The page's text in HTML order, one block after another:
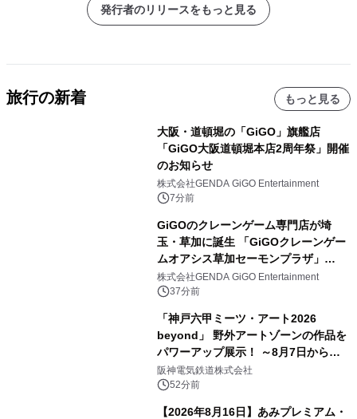
発行者のリリースをもっと見る
旅行の新着 もっと見る
大阪・道頓堀の「GiGO」旗艦店
「GiGO大阪道頓堀本店2周年祭」開催
のお知らせ
株式会社GENDA GiGO Entertainment
7分前
GiGOのクレーンゲーム専門店が埼
玉・草加に誕生 「GiGOクレーンゲー
ムオアシス草加セーモンプラザ」
2026年8月7日(金)10時グランドオープ
ン
株式会社GENDA GiGO Entertainment
37分前
「神戸六甲ミーツ・アート2026
beyond」 野外アートゾーンの作品を
パワーアップ展示！ ～8月7日からは
直前割パスポートを販売～
阪神電気鉄道株式会社
52分前
【2026年8月16日】あみプレミアム・